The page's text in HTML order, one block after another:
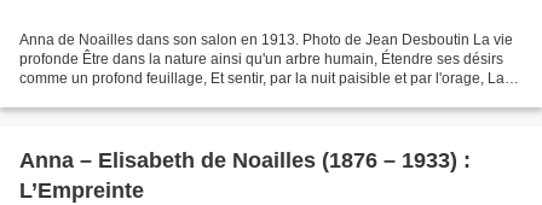
Anna de Noailles dans son salon en 1913. Photo de Jean Desboutin La vie
profonde Être dans la nature ainsi qu'un arbre humain, Étendre ses désirs
comme un profond feuillage, Et sentir, par la nuit paisible et par l'orage, La
Anna – Elisabeth de Noailles (1876 – 1933) :
L’Empreinte